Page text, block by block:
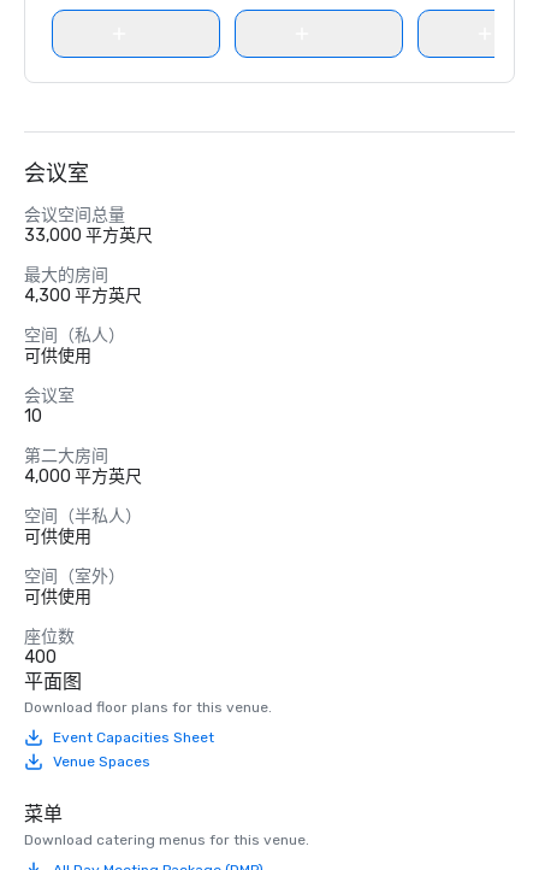
会议室
会议空间总量
33,000 平方英尺
最大的房间
4,300 平方英尺
空间（私人）
可供使用
会议室
10
第二大房间
4,000 平方英尺
空间（半私人）
可供使用
空间（室外）
可供使用
座位数
400
平面图
Download floor plans for this venue.
Event Capacities Sheet
Venue Spaces
菜单
Download catering menus for this venue.